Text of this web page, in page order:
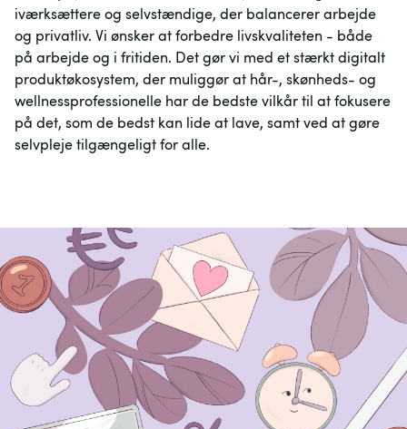
iværksættere og selvstændige, der balancerer arbejde
og privatliv. Vi ønsker at forbedre livskvaliteten - både
på arbejde og i fritiden. Det gør vi med et stærkt digitalt
produktøkosystem, der muliggør at hår-, skønheds- og
wellnessprofessionelle har de bedste vilkår til at fokusere
på det, som de bedst kan lide at lave, samt ved at gøre
selvpleje tilgængeligt for alle.